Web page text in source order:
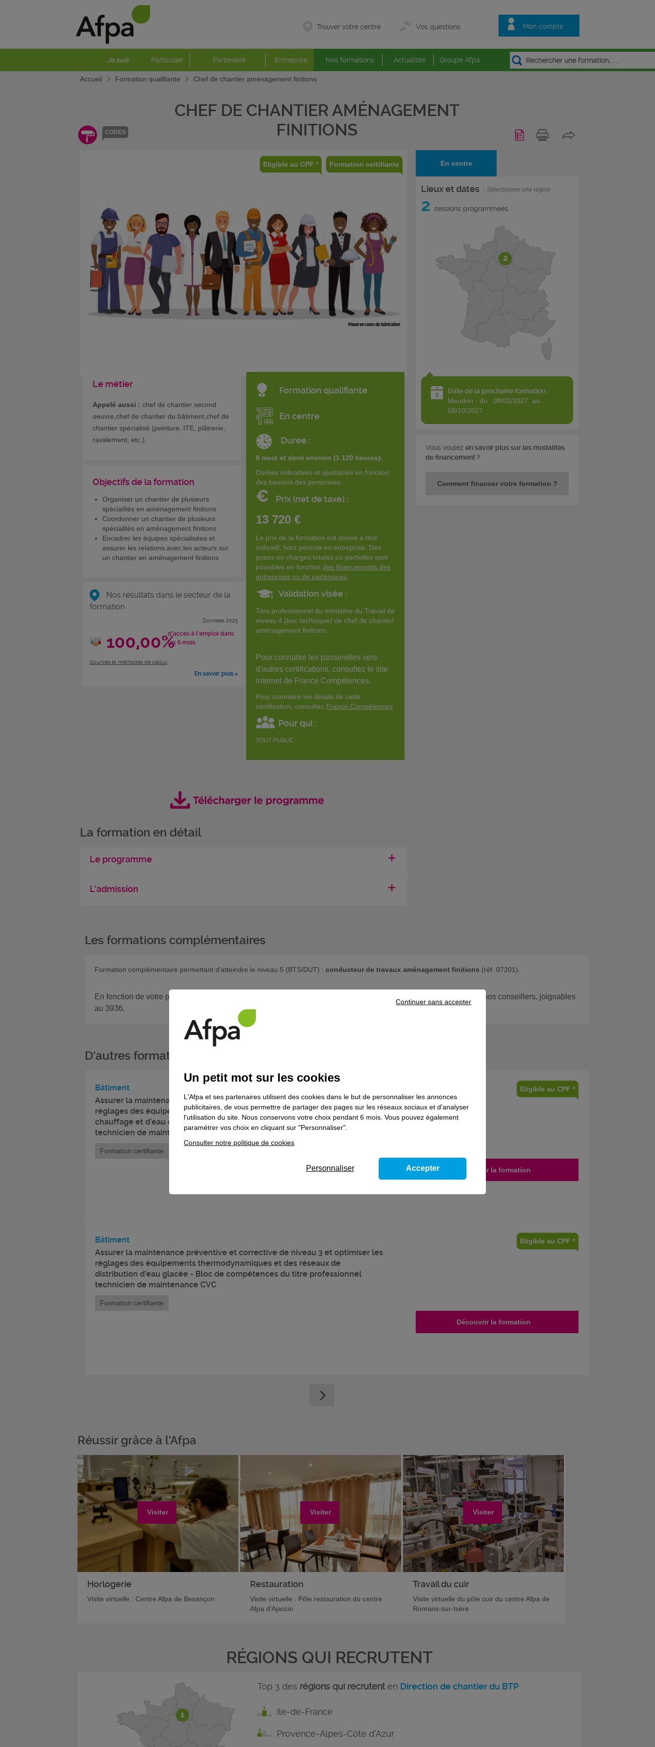
Mon compte
Trouver votre centre Vos questions
Je suis Particulier Partenaire Entreprise Nos formations Actualités Groupe Afpa
Accueil Formation qualifiante Chef de chantier aménagement finitions
CODES
CHEF DE CHANTIER AMÉNAGEMENT
FINITIONS
Eligible au CPF * Formation certifiante
Le métier
Appelé aussi : chef de chantier second
oeuvre,chef de chantier du bâtiment,chef de
chantier spécialisé (peinture, ITE, plâtrerie,
ravalement, etc.).
Objectifs de la formation
Organiser un chantier de plusieurs
spécialités en aménagement finitions
Coordonner un chantier de plusieurs
spécialités en aménagement finitions
Encadrer les équipes spécialisées et
assurer les relations avec les acteurs sur
un chantier en aménagement finitions
Nos résultats dans le secteur de la
formation
Données 2025
100,00%d'accès à l'emploi dans
les 6 mois
Sources et méthodes de calcul
En savoir plus >
Formation qualifiante
En centre
Durée :
8 mois et demi environ (1 120 heures).
Durées indicatives et ajustables en fonction
des besoins des personnes.
€ Prix (net de taxe) :
13 720 €
Le prix de la formation est donné à titre
indicatif, hors période en entreprise. Des
prises en charges totales ou partielles sont
possibles en fonction des financements des
entreprises ou de partenaires
Validation visée :
Titre professionnel du ministère du Travail de
niveau 4 (bac technique) de chef de chantier
aménagement finitions.
Pour connaitre les passerelles vers
d'autres certifications, consultez le site
internet de France Compétences.
Pour connaitre les détails de cette
certification, consultez France Compétences
Pour qui :
TOUT PUBLIC
La formation en détail
Le programme
L'admission
En centre
Lieux et dates - Sélectionner une région
2 sessions programmées
2
Date de la prochaine formation :
meudon - du 08/02/2027 au
08/10/2027
Vous voulezen savoir plus sur les modalités
de financement ?
Comment financer votre formation ?
Les formations complémentaires
Formation complémentaire permettant d'atteindre le niveau 5 (BTS/DUT) : conducteur de travaux aménagement finitions (réf. 07201).
En fonction de votre projet, si vous souhaitez poursuivre votre parcours de formation, prenez contact avec l’un de nos conseillers, joignables
au 3936.
D'autres formations dans le domaine
Bâtiment
Assurer la maintenance préventive et corrective de niveau 3, optimiser les
réglages des équipements thermiques, des réseaux de distribution de
chauffage et d’eau chaude sanitaire - Bloc de compétences du titre prof.
technicien de maintenance CVC
Eligible au CPF *
Formation certifiante
Découvrir la formation
Bâtiment
Assurer la maintenance préventive et corrective de niveau 3 et optimiser les
réglages des équipements thermodynamiques et des réseaux de
distribution d’eau glacée - Bloc de compétences du titre professionnel
technicien de maintenance CVC
Eligible au CPF *
Formation certifiante
Découvrir la formation
Réussir grâce à l'Afpa
Visiter
Horlogerie
Visite virtuelle : Centre Afpa de Besançon
Visiter
Restauration
Visite virtuelle : Pôle restauration du centre
Afpa d'Ajaccio
Visiter
Travail du cuir
Visite virtuelle du pôle cuir du centre Afpa de
Romans-sur-Isère
RÉGIONS QUI RECRUTENT
1
Top 3 des régions qui recrutenten Direction de chantier du BTP
Ile-de-France
Provence-Alpes-Côte d'Azur
Un petit mot sur les cookies
L'Afpa et ses partenaires utilisent des cookies dans le but de personnaliser les annonces
publicitaires, de vous permettre de partager des pages sur les réseaux sociaux et d'analyser
l'utilisation du site. Nous conservons votre choix pendant 6 mois. Vous pouvez également
paramétrer vos choix en cliquant sur "Personnaliser".
Consulter notre politique de cookies
Continuer sans accepter
Personnaliser Accepter